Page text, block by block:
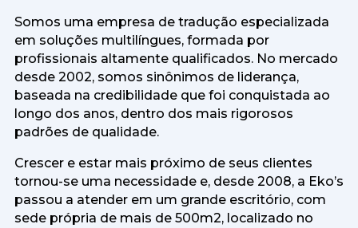
Somos uma empresa de tradução especializada
em soluções multilíngues, formada por
profissionais altamente qualificados. No mercado
desde 2002, somos sinônimos de liderança,
baseada na credibilidade que foi conquistada ao
longo dos anos, dentro dos mais rigorosos
padrões de qualidade.
Crescer e estar mais próximo de seus clientes
tornou-se uma necessidade e, desde 2008, a Eko’s
passou a atender em um grande escritório, com
sede própria de mais de 500m2, localizado no